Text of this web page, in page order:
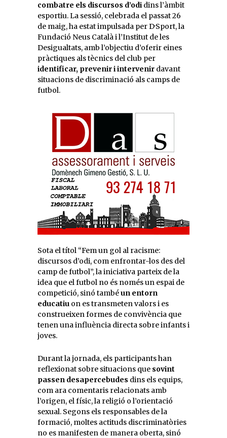
combatre els discursos d’odi dins l’àmbit
esportiu. La sessió, celebrada el passat 26
de maig, ha estat impulsada per D·Sport, la
Fundació Neus Català i l’Institut de les
Desigualtats, amb l’objectiu d’oferir eines
pràctiques als tècnics del club per
identificar, prevenir i intervenir davant
situacions de discriminació als camps de
futbol.
Sota el títol “Fem un gol al racisme:
discursos d’odi, com enfrontar-los des del
camp de futbol”, la iniciativa parteix de la
idea que el futbol no és només un espai de
competició, sinó tambéun entorn
educatiu on es transmeten valors i es
construeixen formes de convivència que
tenen una influència directa sobre infants i
joves.
Durant la jornada, els participants han
reflexionat sobre situacions que sovint
passen desapercebudes dins els equips,
com ara comentaris relacionats amb
l’origen, el físic, la religió o l’orientació
sexual. Segons els responsables de la
formació, moltes actituds discriminatòries
no es manifesten de manera oberta, sinó